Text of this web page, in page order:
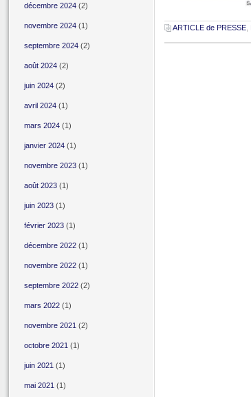
ARTICLE de PRESSE,
décembre 2024(2)
novembre 2024(1)
septembre 2024(2)
août 2024(2)
juin 2024(2)
avril 2024(1)
mars 2024(1)
janvier 2024(1)
novembre 2023(1)
août 2023(1)
juin 2023(1)
février 2023(1)
décembre 2022(1)
novembre 2022(1)
septembre 2022(2)
mars 2022(1)
novembre 2021 (2)
octobre 2021 (1)
juin 2021 (1)
mai 2021 (1)